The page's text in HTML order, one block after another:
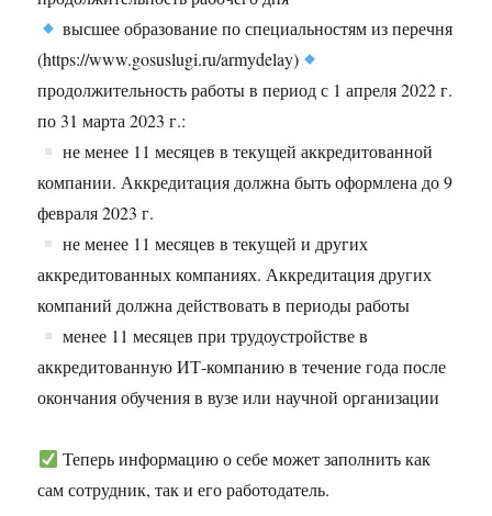
высшее образование по специальностям из перечня
(https://www.gosuslugi.ru/armydelay)
продолжительность работы в период с 1 апреля 2022 г.
по 31 марта 2023 г.:
не менее 11 месяцев в текущей аккредитованной
компании. Аккредитация должна быть оформлена до 9
февраля 2023 г.
не менее 11 месяцев в текущей и других
аккредитованных компаниях. Аккредитация других
компаний должна действовать в периоды работы
менее 11 месяцев при трудоустройстве в
аккредитованную ИТ‑компанию в течение года после
окончания обучения в вузе или научной организации
Теперь информацию о себе может заполнить как
сам сотрудник, так и его работодатель.